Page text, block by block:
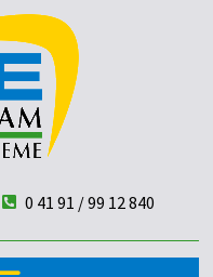
0 41 91 / 99 12 840